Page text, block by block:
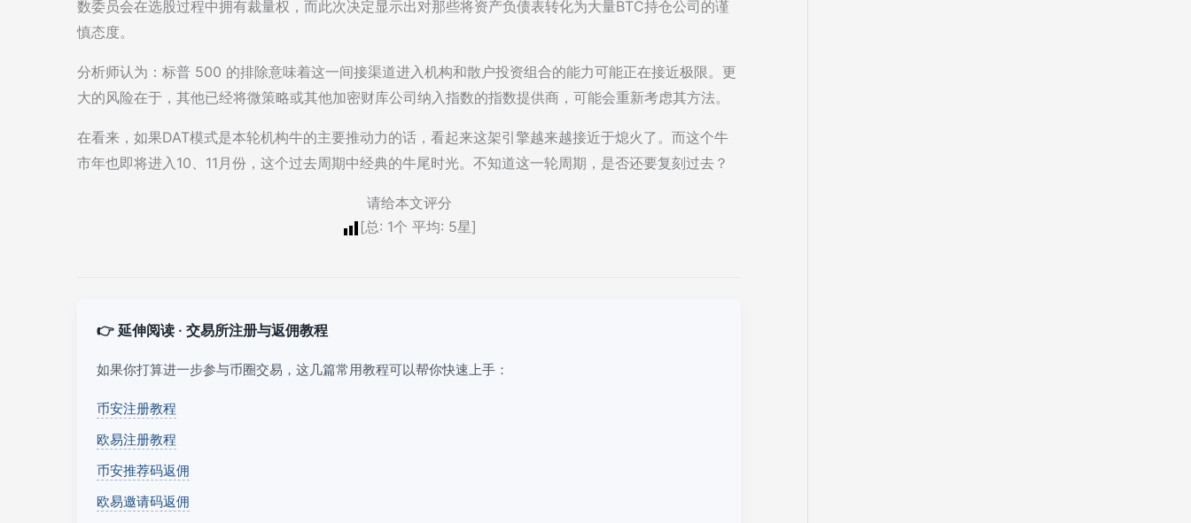
数委员会在选股过程中拥有裁量权，而此次决定显示出对那些将资产负债表转化为大量BTC持仓公司的谨
慎态度。
分析师认为：标普 500 的排除意味着这一间接渠道进入机构和散户投资组合的能力可能正在接近极限。更
大的风险在于，其他已经将微策略或其他加密财库公司纳入指数的指数提供商，可能会重新考虑其方法。
在看来，如果DAT模式是本轮机构牛的主要推动力的话，看起来这架引擎越来越接近于熄火了。而这个牛
市年也即将进入10、11月份，这个过去周期中经典的牛尾时光。不知道这一轮周期，是否还要复刻过去？
请给本文评分
[总: 1个 平均: 5星]
👉 延伸阅读 · 交易所注册与返佣教程
如果你打算进一步参与币圈交易，这几篇常用教程可以帮你快速上手：
币安注册教程
欧易注册教程
币安推荐码返佣
欧易邀请码返佣